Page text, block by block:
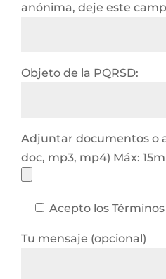
anónima, deje este
Objeto de la PQRSD:
Adjuntar documentos o
doc, mp3, mp4) Máx:
Acepto los
Tu mensaje (opcional)